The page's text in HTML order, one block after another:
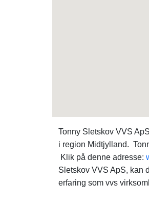
Tonny Sletskov VVS
i region Midtjylland.
Klik på denne adresse:
Sletskov VVS ApS, kan
erfaring som vvs